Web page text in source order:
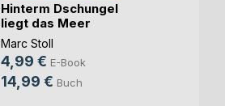
Hinterm Dschungel
liegt das Meer
Marc Stoll
4,99 € E-Book
14,99 € Buch